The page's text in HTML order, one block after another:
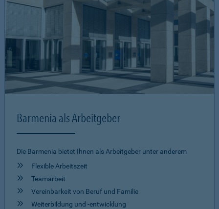
Barmenia als Arbeitgeber
Die Barmenia bietet Ihnen als Arbeitgeber unter anderem
Flexible Arbeitszeit
Teamarbeit
Vereinbarkeit von Beruf und Familie
Weiterbildung und -entwicklung